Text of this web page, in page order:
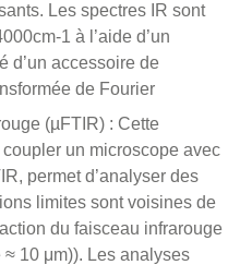
Les spectres IR sont
1 à l’aide d’un
d’un accessoire de
de Fourier
(µFTIR) : Cette
un microscope avec
permet d’analyser des
limites sont voisines de
du faisceau infrarouge
10 μm)). Les analyses